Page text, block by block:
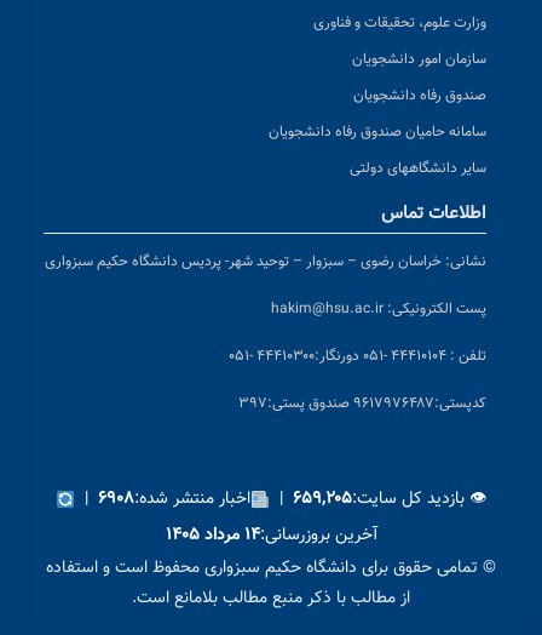
وزارت علوم، تحقیقات و فناوری
سازمان امور دانشجویان
صندوق رفاه دانشجویان
سامانه حامیان صندوق رفاه دانشجویان
سایر دانشگاههای دولتی
اطلاعات تماس
نشانی: خراسان رضوی – سبزوار – توحید شهر- پردیس دانشگاه حکیم سبزواری
پست الکترونیکی: hakim@hsu.ac.ir
تلفن : ۴۴۴۱۰۱۰۴ -۰۵۱ دورنگار:۴۴۴۱۰۳۰۰ -۰۵۱
کدپستی:۹۶۱۷۹۷۶۴۸۷ صندوق پستی:۳۹۷
👁 بازدید کل سایت:۶۵۹,۲۰۵ | اخبار منتشر شده:۶۹۰۸ |
آخرین بروزرسانی:۱۴ مرداد ۱۴۰۵
© تمامی حقوق برای دانشگاه حکیم سبزواری محفوظ است و استفاده
از مطالب با ذکر منبع مطالب بلامانع است.